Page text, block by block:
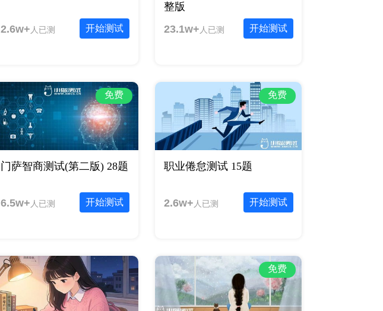
开始测试
2.6w+ 人已测
整版
开始测试
23.1w+ 人已测
免费
门萨智商测试(第二版) 28题
开始测试
6.5w+ 人已测
免费
职业倦怠测试 15题
开始测试
2.6w+ 人已测
免费